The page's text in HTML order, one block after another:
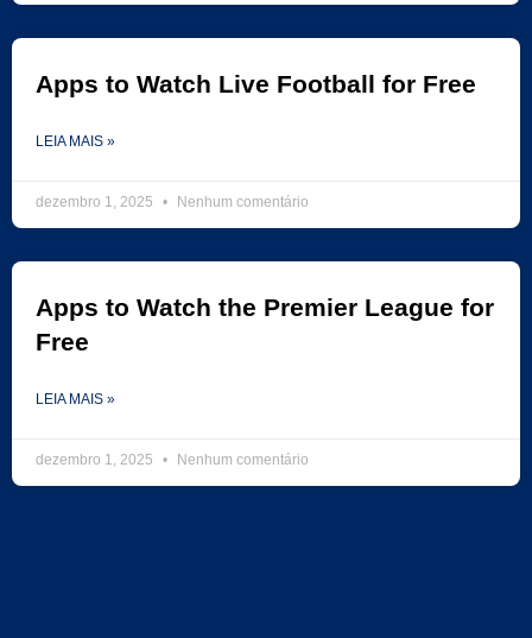
Apps to Watch Live Football for Free
LEIA MAIS »
dezembro 1, 2025 Nenhum comentário
Apps to Watch the Premier League for
Free
LEIA MAIS »
dezembro 1, 2025 Nenhum comentário